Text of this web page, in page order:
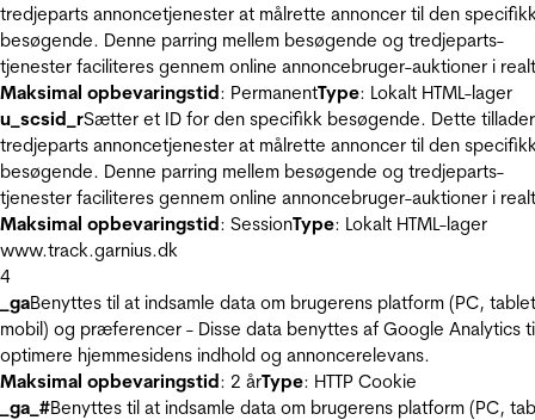
tredjeparts annoncetjenester at målrette annoncer til den
besøgende. Denne parring mellem besøgende og tredjeparts-
tjenester faciliteres gennem online annoncebruger-auktioner i
Maksimal opbevaringstid: PermanentType: Lokalt HTML-lager
u_scsid_rSætter et ID for den specifikk besøgende. Dette tillader
tredjeparts annoncetjenester at målrette annoncer til den
besøgende. Denne parring mellem besøgende og tredjeparts-
tjenester faciliteres gennem online annoncebruger-auktioner i
Maksimal opbevaringstid: SessionType: Lokalt HTML-lager
www.track.garnius.dk
4
_gaBenyttes til at indsamle data om brugerens platform (PC,
mobil) og præferencer - Disse data benyttes af Google Analytics
optimere hjemmesidens indhold og annoncerelevans.
Maksimal opbevaringstid: 2 årType: HTTP Cookie
_ga_#Benyttes til at indsamle data om brugerens platform (PC,